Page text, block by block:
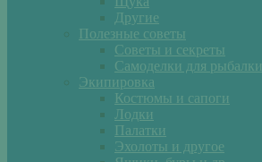
Другие
Полезные советы
Советы и секреты
Самоделки для рыбалки
Экипировка
Костюмы и сапоги
Лодки
Палатки
Эхолоты и другое